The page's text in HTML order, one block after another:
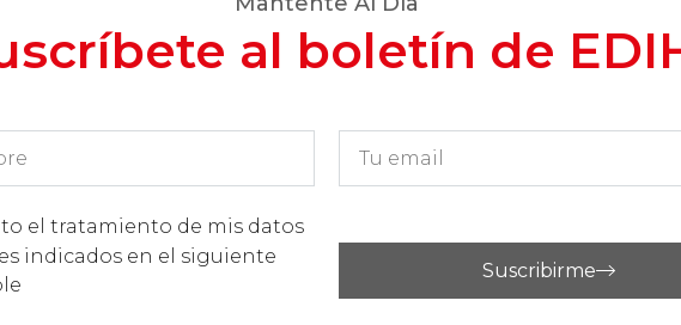
al boletín de
el tratamiento de mis datos
indicados en el siguiente
Suscribirme